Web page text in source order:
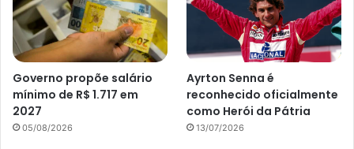
Governo propõe salário
mínimo de R$ 1.717 em
2027
05/08/2026
Ayrton Senna é
reconhecido oficialmente
como Herói da Pátria
13/07/2026